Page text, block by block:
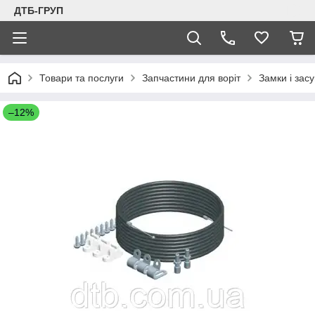
ДТБ-ГРУП
Товари та послуги Запчастини для воріт Замки і
–12%